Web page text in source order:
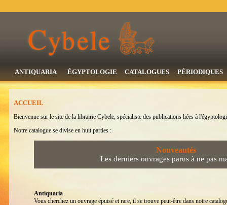
ANTIQUARIA ÉGYPTOLOGIE CATALOGUES PÉRIODIQUES
ACCUEIL
Bienvenue sur le site de la librairie Cybele, spécialiste des publications liées à
Notre catalogue se divise en huit parties :
Nouveautés
Les derniers ouvrages parus à ne pas
Antiquaria
Vous cherchez un ouvrage épuisé et rare, il se trouve peut-être dans notre